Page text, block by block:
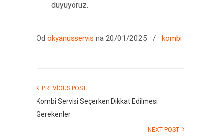
duyuyoruz.
Od okyanusservis na 20/01/2025 / kombi
PREVIOUS POST
Kombi Servisi Seçerken Dikkat Edilmesi
Gerekenler
NEXT POST